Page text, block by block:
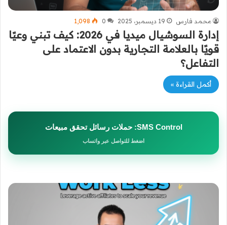
محمد فارس 19 ديسمبر، 2025 0 1٬098
إدارة السوشيال ميديا في 2026: كيف تبني وعيًا
قويًا بالعلامة التجارية بدون الاعتماد على
التفاعل؟
أكمل القراءة »
SMS Control: حملات رسائل تحقق مبيعات
اضغط للتواصل عبر واتساب